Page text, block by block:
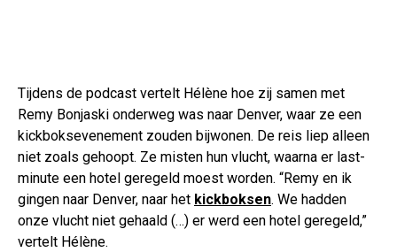
Tijdens de podcast vertelt Hélène hoe zij samen met
Remy Bonjaski onderweg was naar Denver, waar ze een
kickboksevenement zouden bijwonen. De reis liep alleen
niet zoals gehoopt. Ze misten hun vlucht, waarna er last-
minute een hotel geregeld moest worden. “Remy en ik
gingen naar Denver, naar het kickboksen. We hadden
onze vlucht niet gehaald (…) er werd een hotel geregeld,”
vertelt Hélène.